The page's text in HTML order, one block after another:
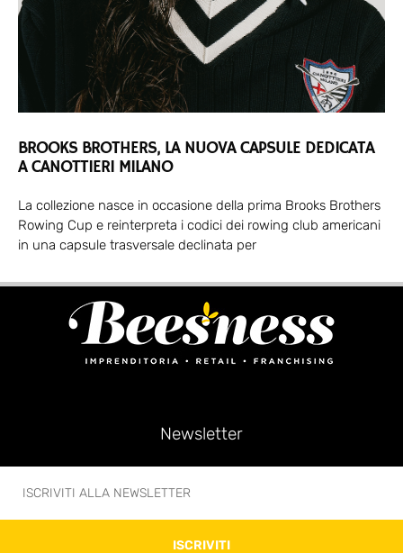
BROOKS BROTHERS, LA NUOVA CAPSULE DEDICATA
A CANOTTIERI MILANO
La collezione nasce in occasione della prima Brooks Brothers
Rowing Cup e reinterpreta i codici dei rowing club americani
in una capsule trasversale declinata per
Newsletter
ISCRIVITI